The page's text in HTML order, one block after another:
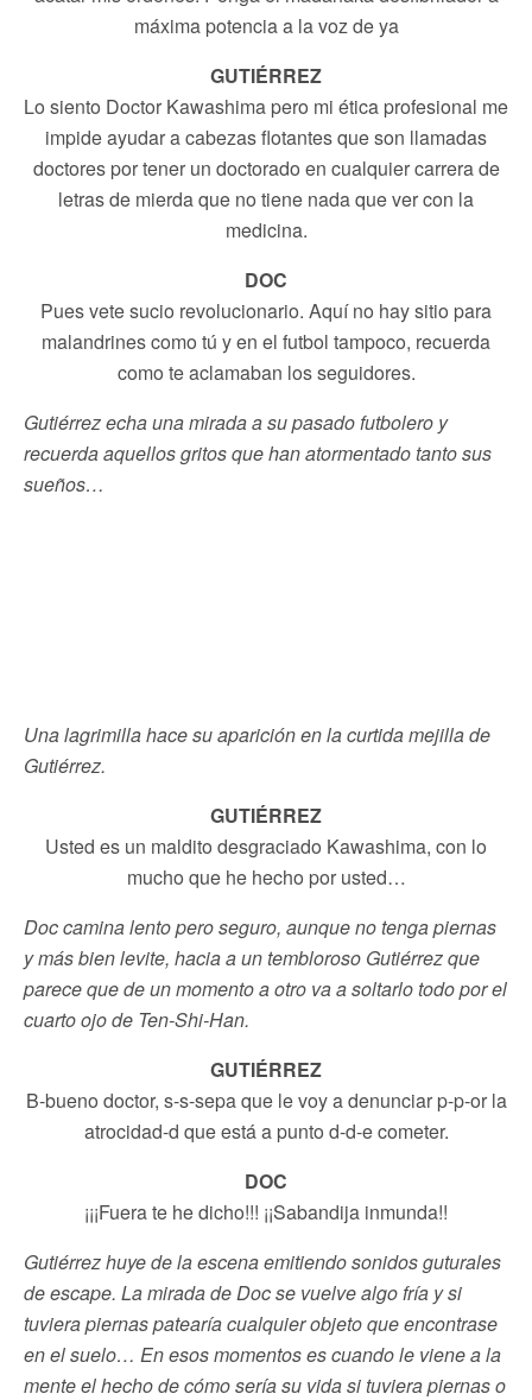
máxima potencia a la voz de ya
GUTIÉRREZ
Lo siento Doctor Kawashima pero mi ética profesional me
impide ayudar a cabezas flotantes que son llamadas
doctores por tener un doctorado en cualquier carrera de
letras de mierda que no tiene nada que ver con la
medicina.
DOC
Pues vete sucio revolucionario. Aquí no hay sitio para
malandrines como tú y en el futbol tampoco, recuerda
como te aclamaban los seguidores.
Gutiérrez echa una mirada a su pasado futbolero y
recuerda aquellos gritos que han atormentado tanto sus
sueños…
Una lagrimilla hace su aparición en la curtida mejilla de
Gutiérrez.
GUTIÉRREZ
Usted es un maldito desgraciado Kawashima, con lo
mucho que he hecho por usted…
Doc camina lento pero seguro, aunque no tenga piernas
y más bien levite, hacia a un tembloroso Gutiérrez que
parece que de un momento a otro va a soltarlo todo por el
cuarto ojo de Ten-Shi-Han.
GUTIÉRREZ
B-bueno doctor, s-s-sepa que le voy a denunciar p-p-or la
atrocidad-d que está a punto d-d-e cometer.
DOC
¡¡¡Fuera te he dicho!!! ¡¡Sabandija inmunda!!
Gutiérrez huye de la escena emitiendo sonidos guturales
de escape. La mirada de Doc se vuelve algo fría y si
tuviera piernas patearía cualquier objeto que encontrase
en el suelo… En esos momentos es cuando le viene a la
mente el hecho de cómo sería su vida si tuviera piernas o